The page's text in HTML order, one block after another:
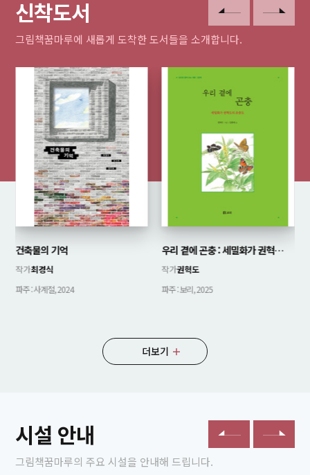
신착도서
그림책꿈마루에 새롭게 도착한 도서들을 소개합니다.
건축물의 기억
작가최경식
파주 : 사계절, 2024
우리 곁에 곤충 : 세밀화가 권혁도의 초충도 : 앞뒤로 펼쳐 보는 병풍 그림책
작가권혁도
파주 : 보리, 2025
더보기
시설 안내
그림책꿈마루의 주요 시설을 안내해 드립니다.